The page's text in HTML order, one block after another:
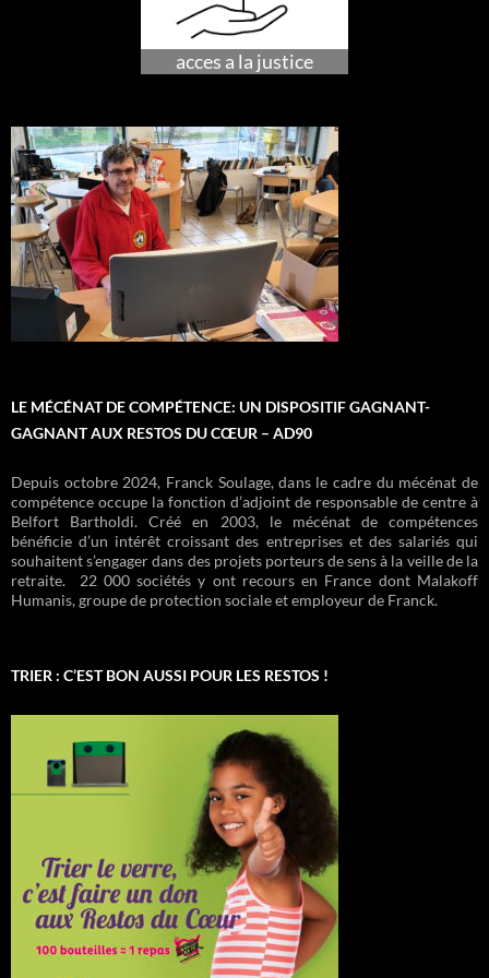
culture loisirs
acces a la justice
acces droits sociaux
accompagnement budgetaire
aide alimentaire
atelier francais
ateliers cuisine
camion
centre itinérant
coiffure
Departs en vacances
inclusion numerique
lecture espace livres
petite enfance
vestiaire
LE MÉCÉNAT DE COMPÉTENCE: UN DISPOSITIF GAGNANT-
GAGNANT AUX RESTOS DU CŒUR – AD90
Depuis octobre 2024, Franck Soulage, dans le cadre du mécénat de
compétence occupe la fonction d’adjoint de responsable de centre à
Belfort Bartholdi. Créé en 2003, le mécénat de compétences
bénéficie d’un intérêt croissant des entreprises et des salariés qui
souhaitent s’engager dans des projets porteurs de sens à la veille de la
retraite. 22 000 sociétés y ont recours en France dont Malakoff
Humanis, groupe de protection sociale et employeur de Franck.
TRIER : C’EST BON AUSSI POUR LES RESTOS !